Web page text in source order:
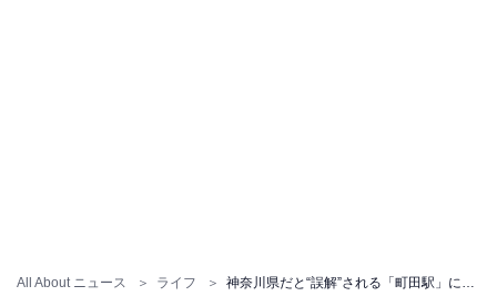
All About ニュース ライフ 神奈川県だと“誤解”される「町田駅」には何がある？ 東京の端っこにあるディープスポットを歩いてみた